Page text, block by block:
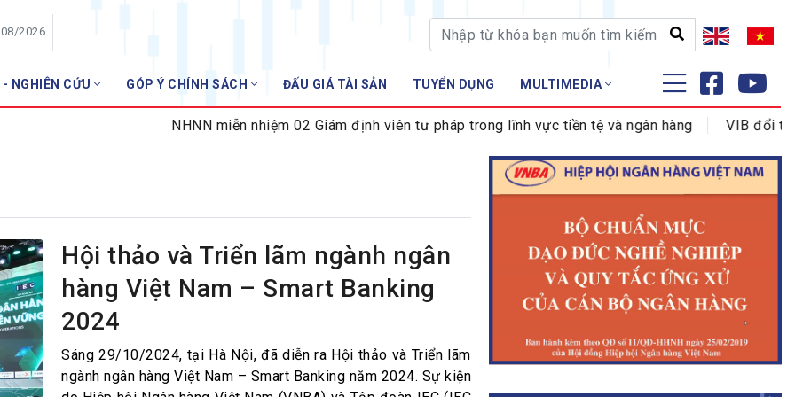
2026
NGHIÊN CỨU GÓP Ý CHÍNH SÁCH ĐẤU GIÁ TÀI SẢN TUYỂN DỤNG MULTIMEDIA
hàng
HỘI VIÊN
ĐÀO TẠO - NGHIÊN CỨU
Tập huấn
NHNN miễn nhiệm 02 Giám định viên tư pháp trong lĩnh vực tiền tệ và ngân hàng VIB đổi tên
Hội thảo và Triển lãm ngành ngân
hàng Việt Nam – Smart Banking
2024
Sáng 29/10/2024, tại Hà Nội, đã diễn ra Hội thảo và Triển lãm
ngành ngân hàng Việt Nam – Smart Banking năm 2024. Sự kiện